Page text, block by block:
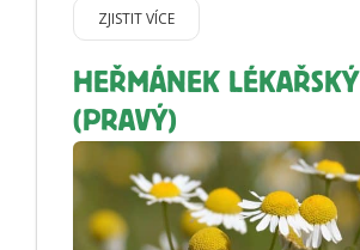
ZJISTIT VÍCE
HEŘMÁNEK LÉKAŘSKÝ
(PRAVÝ)